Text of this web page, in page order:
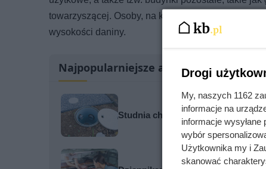
towarzyszącej. Osoby, na których ciąży obowiązek
wysokości daniny.
Najpopularniejsze artykuły
Studnia chłonna za 1200 zł czy za
Drogi
My, naszych 1162
informacje na
informacje
wybór
Użytkownika my i
skanować